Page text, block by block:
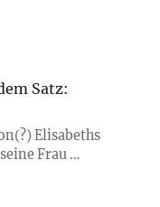
Satz:
Elisabeths
Frau …